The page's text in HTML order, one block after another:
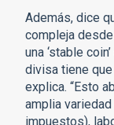
Además, dice
compleja
una ‘stable
divisa tiene
explica. “Esto
amplia
impuestos),